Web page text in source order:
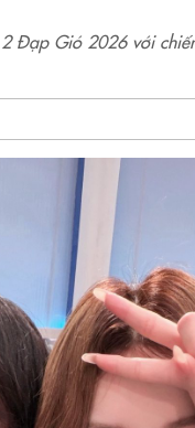
Đạp Gió 2026 với